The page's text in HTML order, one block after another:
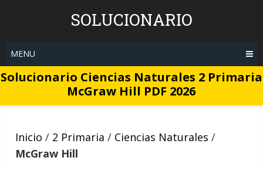
SOLUCIONARIO
MENU
Solucionario Ciencias Naturales 2 Primaria
McGraw Hill PDF 2026
Inicio / 2 Primaria / Ciencias Naturales /
McGraw Hill